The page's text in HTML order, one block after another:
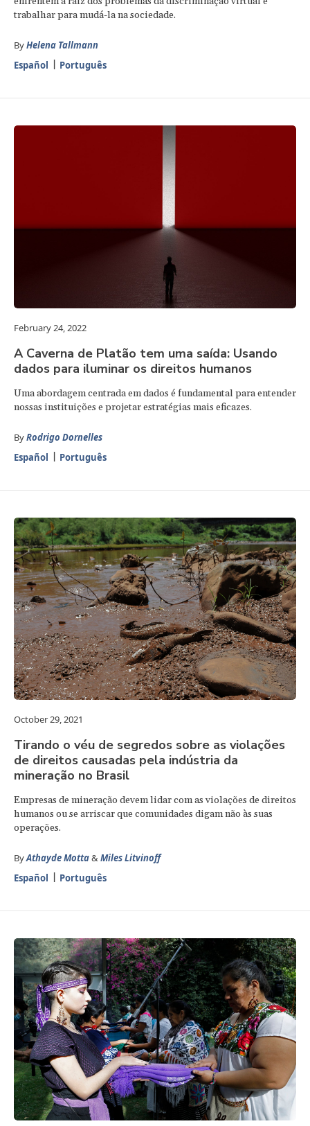
trabalhar para mudá-la na sociedade.
ByHelena Tallmann
Español
Português
February 24, 2022
A Caverna de Platão tem uma saída: Usando
dados para iluminar os direitos humanos
Uma abordagem centrada em dados é fundamental para entender
nossas instituições e projetar estratégias mais eficazes.
ByRodrigo Dornelles
Español
Português
October 29, 2021
Tirando o véu de segredos sobre as violações
de direitos causadas pela indústria da
mineração no Brasil
Empresas de mineração devem lidar com as violações de direitos
humanos ou se arriscar que comunidades digam não às suas
operações.
ByAthayde Motta&Miles Litvinoff
Español
Português